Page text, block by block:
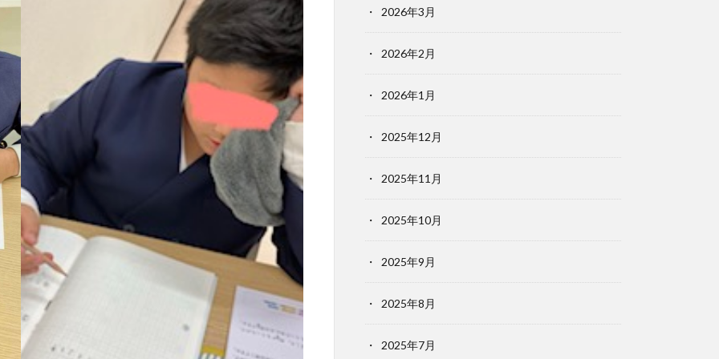
2026年3月
2026年2月
2026年1月
2025年12月
2025年11月
2025年10月
2025年9月
2025年8月
2025年7月